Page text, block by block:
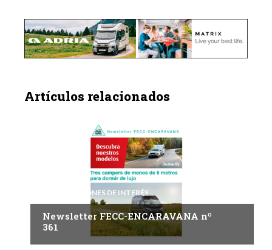
Artículos relacionados
INFORMACIONES DE INTERÉS
Newsletter FECC-ENCARAVANA nº
361